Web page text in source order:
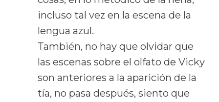
incluso tal vez en la escena de la
lengua azul.
También, no hay que olvidar que
las escenas sobre el olfato de Vicky
son anteriores a la aparición de la
tía, no pasa después, siento que